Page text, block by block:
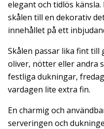
elegant och tidlös
skålen till en dekorativ
innehållet på ett
Skålen passar lika fint till
oliver, nötter eller andra
festliga dukningar,
vardagen lite extra fin.
En charmig och
serveringen och